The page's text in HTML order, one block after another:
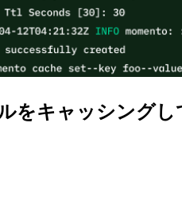
をキャッシングし